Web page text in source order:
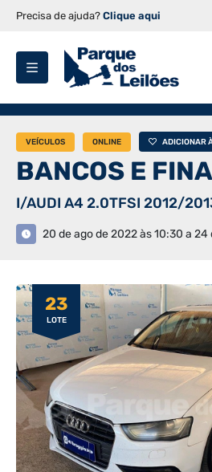
Precisa de ajuda? Clique aqui
VEÍCULOS ONLINE ADICIONAR
BANCOS E
I/AUDI A4 2.0TFSI 2012/
20 de ago de 2022 às 10:30 a 24
23
LOTE